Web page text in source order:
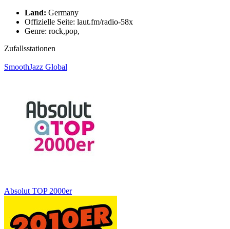
Land: Germany
Offizielle Seite: laut.fm/radio-58x
Genre: rock,pop,
Zufallsstationen
SmoothJazz Global
Absolut TOP 2000er